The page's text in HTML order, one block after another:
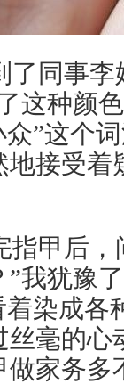
了同事
这种颜
”这个
接受着
指甲后
我犹豫
染成各
毫的心
家务